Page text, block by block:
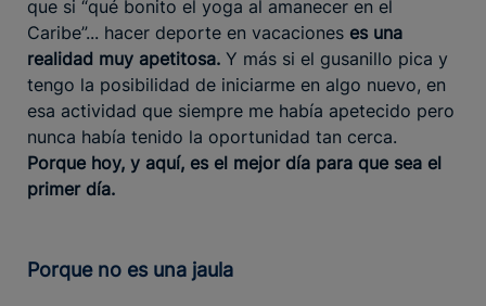
que si “qué bonito el yoga al amanecer en el
Caribe”... hacer deporte en vacaciones es una
realidad muy apetitosa. Y más si el gusanillo pica y
tengo la posibilidad de iniciarme en algo nuevo, en
esa actividad que siempre me había apetecido pero
nunca había tenido la oportunidad tan cerca.
Porque hoy, y aquí, es el mejor día para que sea el
primer día.
Porque no es una jaula